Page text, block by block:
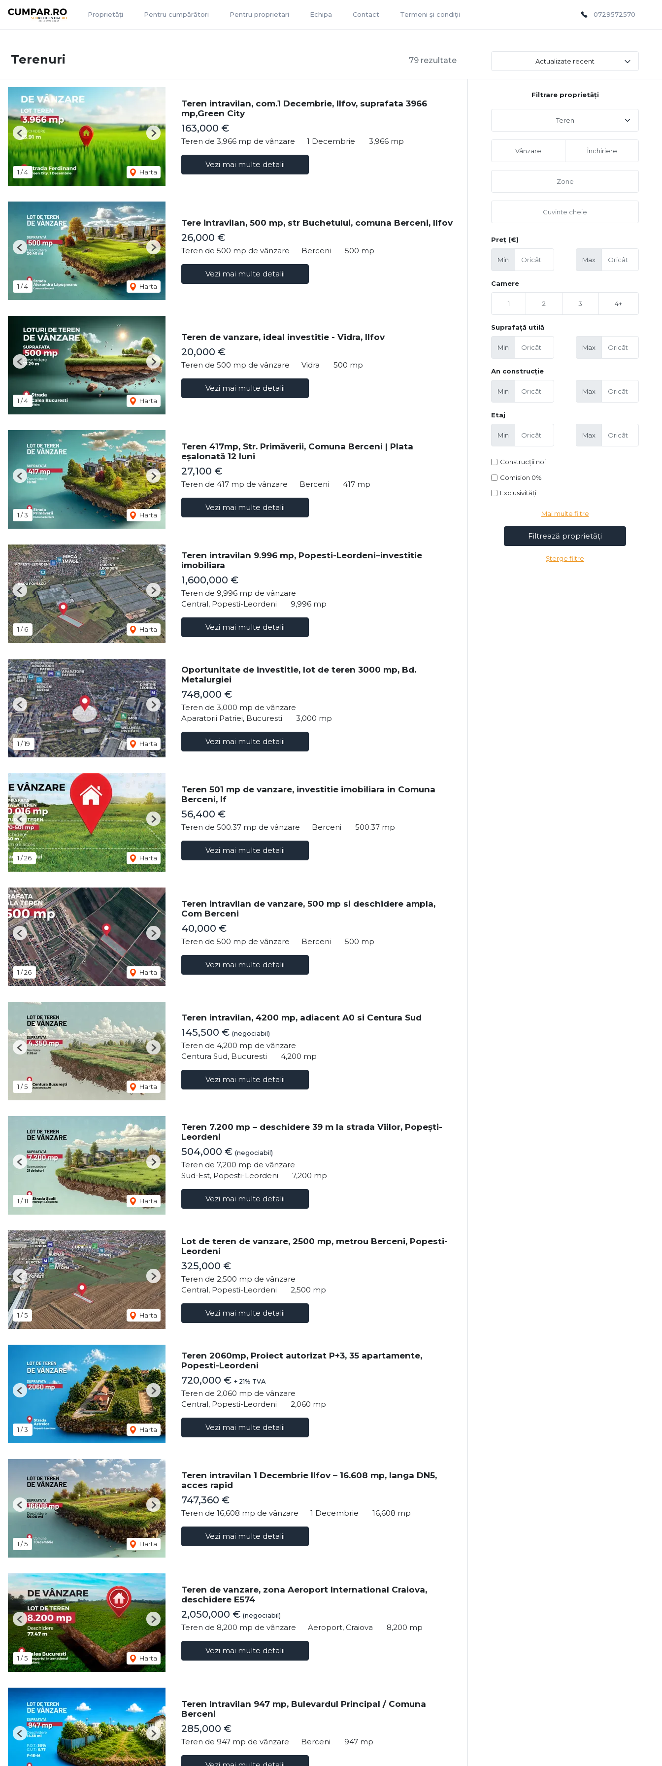
Proprietăți Pentru cumpărători Pentru proprietari Echipa Contact Termeni și condiții 0729572570
79 rezultate
Terenuri Actualizate recent
1 /4 Harta
Previous Next
Teren intravilan, com.1 Decembrie, Ilfov, suprafata 3966
mp,Green City
163,000 €
Teren de 3,966 mp de vânzare 1 Decembrie 3,966 mp
Vezi mai multe detalii
1 /4 Harta
Previous Next
Tere intravilan, 500 mp, str Buchetului, comuna Berceni, Ilfov
26,000 €
Teren de 500 mp de vânzare Berceni 500 mp
Vezi mai multe detalii
1 /4 Harta
Previous Next
Teren de vanzare, ideal investitie - Vidra, Ilfov
20,000 €
Teren de 500 mp de vânzare Vidra 500 mp
Vezi mai multe detalii
1 /3 Harta
Previous Next
Teren 417mp, Str. Primăverii, Comuna Berceni | Plata
eșalonată 12 luni
27,100 €
Teren de 417 mp de vânzare Berceni 417 mp
Vezi mai multe detalii
1 /6 Harta
Previous Next
Teren intravilan 9.996 mp, Popesti-Leordeni–investitie
imobiliara
1,600,000 €
Teren de 9,996 mp de vânzare
Central, Popesti-Leordeni
9,996 mp
Vezi mai multe detalii
1 /19 Harta
Previous Next
Oportunitate de investitie, lot de teren 3000 mp, Bd.
Metalurgiei
748,000 €
Teren de 3,000 mp de vânzare
Aparatorii Patriei, Bucuresti
3,000 mp
Vezi mai multe detalii
1 /26 Harta
Previous Next
Teren 501 mp de vanzare, investitie imobiliara in Comuna
Berceni, If
56,400 €
Teren de 500.37 mp de vânzare Berceni 500.37 mp
Vezi mai multe detalii
1 /26 Harta
Previous Next
Teren intravilan de vanzare, 500 mp si deschidere ampla,
Com Berceni
40,000 €
Teren de 500 mp de vânzare Berceni 500 mp
Vezi mai multe detalii
1 /5 Harta
Previous Next
Teren intravilan, 4200 mp, adiacent A0 si Centura Sud
145,500 € (negociabil)
Teren de 4,200 mp de vânzare
Centura Sud, Bucuresti
4,200 mp
Vezi mai multe detalii
1 /11 Harta
Previous Next
Teren 7.200 mp – deschidere 39 m la strada Viilor, Popești-
Leordeni
504,000 € (negociabil)
Teren de 7,200 mp de vânzare
Sud-Est, Popesti-Leordeni
7,200 mp
Vezi mai multe detalii
1 /5 Harta
Previous Next
Lot de teren de vanzare, 2500 mp, metrou Berceni, Popesti-
Leordeni
325,000 €
Teren de 2,500 mp de vânzare
Central, Popesti-Leordeni
2,500 mp
Vezi mai multe detalii
1 /3 Harta
Previous Next
Teren 2060mp, Proiect autorizat P+3, 35 apartamente,
Popesti-Leordeni
720,000 € + 21% TVA
Teren de 2,060 mp de vânzare
Central, Popesti-Leordeni
2,060 mp
Vezi mai multe detalii
1 /5 Harta
Previous Next
Teren intravilan 1 Decembrie Ilfov – 16.608 mp, langa DN5,
acces rapid
747,360 €
Teren de 16,608 mp de vânzare 1 Decembrie 16,608 mp
Vezi mai multe detalii
1 /5 Harta
Previous Next
Teren de vanzare, zona Aeroport International Craiova,
deschidere E574
2,050,000 € (negociabil)
Teren de 8,200 mp de vânzare Aeroport, Craiova 8,200 mp
Vezi mai multe detalii
Previous Next
Teren Intravilan 947 mp, Bulevardul Principal / Comuna
Berceni
285,000 €
Teren de 947 mp de vânzare Berceni 947 mp
Filtrare proprietăți
Teren
Vânzare Închiriere
Preț (€)
Min Max
Camere
1 2 3 4+
Suprafață utilă
Min Max
An construcție
Min Max
Etaj
Min Max
Construcții noi
Comision 0%
Exclusivități
Mai multe filtre
Șterge filtre